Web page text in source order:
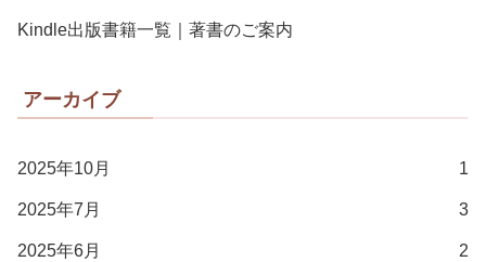
Kindle出版書籍一覧｜著書のご案内
アーカイブ
2025年10月 1
2025年7月 3
2025年6月 2